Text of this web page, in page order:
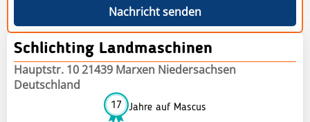
Nachricht senden
Schlichting Landmaschinen
Hauptstr. 10 21439 Marxen Niedersachsen
Deutschland
17 Jahre auf Mascus